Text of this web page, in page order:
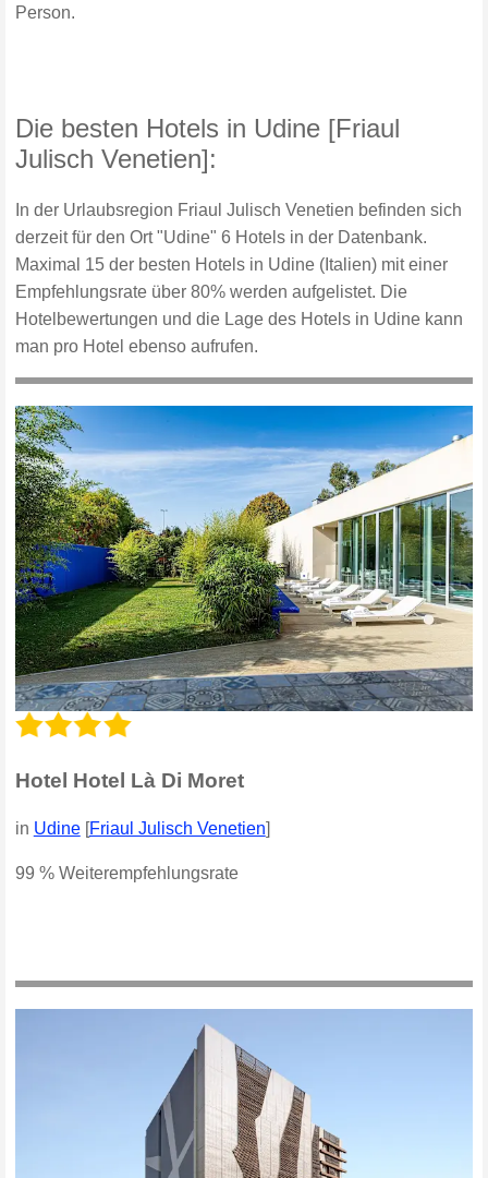
Person.
Die besten Hotels in Udine [Friaul
Julisch Venetien]:
In der Urlaubsregion Friaul Julisch Venetien befinden sich
derzeit für den Ort "Udine" 6 Hotels in der Datenbank.
Maximal 15 der besten Hotels in Udine (Italien) mit einer
Empfehlungsrate über 80% werden aufgelistet. Die
Hotelbewertungen und die Lage des Hotels in Udine kann
man pro Hotel ebenso aufrufen.
Hotel Hotel Là Di Moret
in Udine[Friaul Julisch Venetien]
99 % Weiterempfehlungsrate